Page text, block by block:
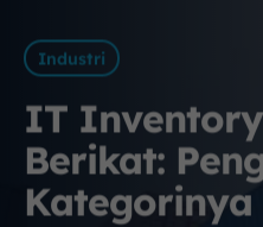
Industri
IT
Berikat:
Kategorinya